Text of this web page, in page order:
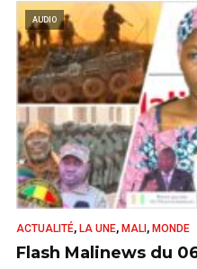
AUDIO
ACTUALITÉ, LA UNE, MALI , MONDE
Flash Malinews du